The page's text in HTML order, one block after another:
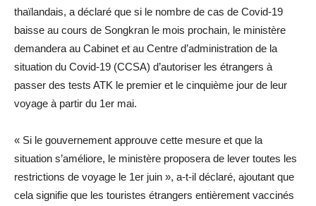
thaïlandais, a déclaré que si le nombre de cas de Covid-19
baisse au cours de Songkran le mois prochain, le ministère
demandera au Cabinet et au Centre d’administration de la
situation du Covid-19 (CCSA) d’autoriser les étrangers à
passer des tests ATK le premier et le cinquième jour de leur
voyage à partir du 1er mai.
« Si le gouvernement approuve cette mesure et que la
situation s’améliore, le ministère proposera de lever toutes les
restrictions de voyage le 1er juin », a-t-il déclaré, ajoutant que
cela signifie que les touristes étrangers entièrement vaccinés